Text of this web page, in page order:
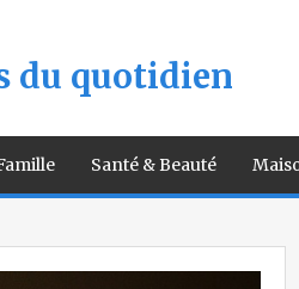
du quotidien
Santé & Beauté